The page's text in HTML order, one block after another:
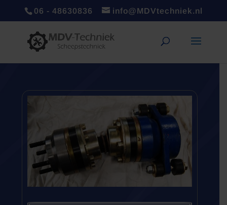
06 - 48630836 info@MDVtechniek.nl